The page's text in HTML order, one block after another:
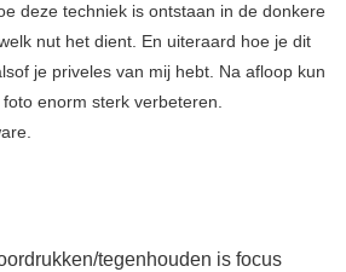
deze techniek is ontstaan in de donkere
nut het dient. En uiteraard hoe je dit
je priveles van mij hebt. Na afloop kun
enorm sterk verbeteren.
tegenhouden is focus